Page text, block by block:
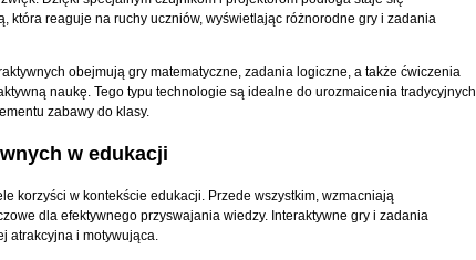
która reaguje na ruchy uczniów, wyświetlając różnorodne gry i zadania
obejmują gry matematyczne, zadania logiczne, a także ćwiczenia
naukę. Tego typu technologie są idealne do urozmaicenia tradycyjnych
zabawy do klasy.
w edukacji
korzyści w kontekście edukacji. Przede wszystkim, wzmacniają
dla efektywnego przyswajania wiedzy. Interaktywne gry i zadania
atrakcyjna i motywująca.